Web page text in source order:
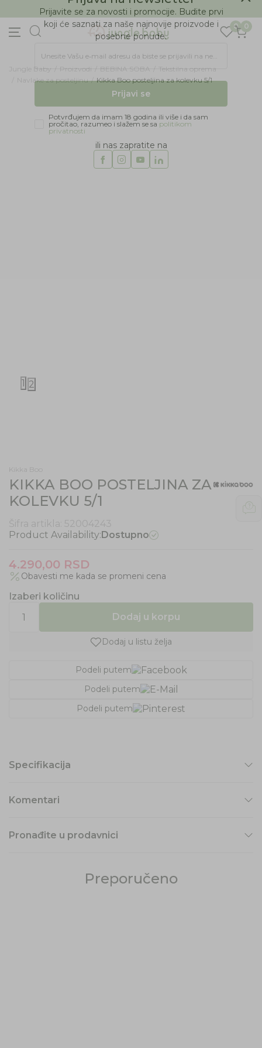
BESPLATNA ISPORUKA Paketa preko 4.000 RSD
0 0
Jungle Baby Proizvodi BEBINA SOBA
Tekstilna oprema
Navlake za posteljinu
Kikka Boo posteljina za kolevku 5/1
1 2
Kikka Boo
KIKKA BOO POSTELJINA ZA
KOLEVKU 5/1
Šifra artikla: 52004243
Product Availability:Dostupno
4.290,00 RSD
Obavesti me kada se promeni cena
Izaberi količinu
Dodaj u korpu
Dodaj u listu želja
Podeli putem
Podeli putem
Podeli putem
Specifikacija
Komentari
Pronađite u prodavnici
Preporučeno
Prijava na newsletter
Prijavite se za novosti i promocije. Budite prvi
koji će saznati za naše najnovije proizvode i
posebne ponude.
Potvrđujem da imam 18 godina ili više i da sam
pročitao, razumeo i slažem se sapolitikom
ili nas zapratite na